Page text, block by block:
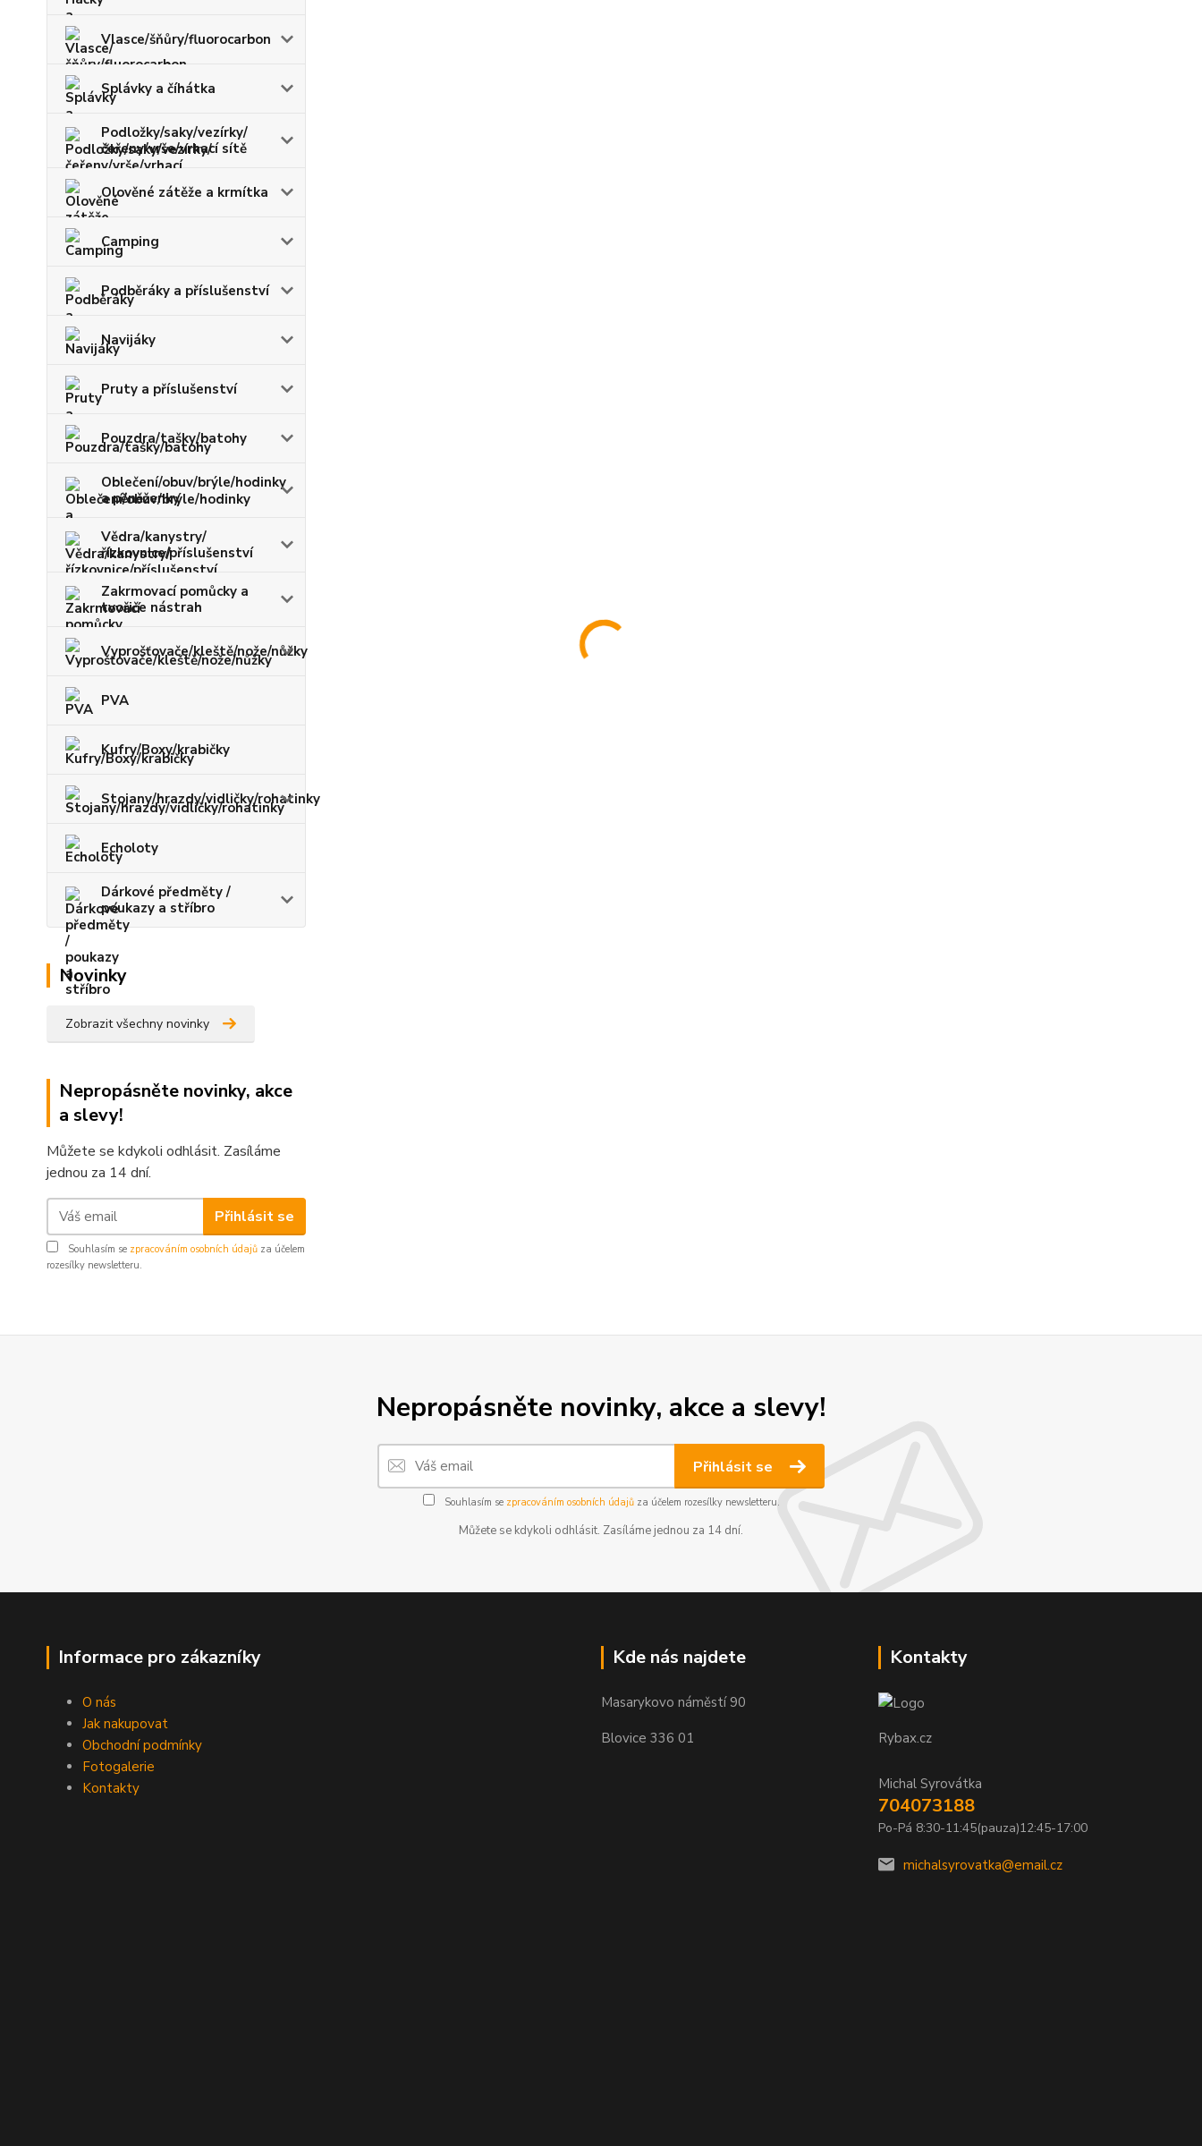
Vlasce/šňůry/fluorocarbon
Splávky a číhátka
Podložky/saky/vezírky/
čeřeny/vrše/vrhací sítě
Olověné zátěže a krmítka
Camping
Podběráky a příslušenství
Navijáky
Pruty a příslušenství
Pouzdra/tašky/batohy
Oblečení/obuv/brýle/hodinky
a pěněženky
Vědra/kanystry/
řízkovnice/příslušenství
Zakrmovací pomůcky a
tvořiče nástrah
Vyprošťovače/kleště/nože/nůžky
PVA
Kufry/Boxy/krabičky
Stojany/hrazdy/vidličky/rohatinky
Echoloty
Dárkové předměty /
poukazy a stříbro
Novinky
Zobrazit všechny novinky
Nepropásněte novinky, akce
a slevy!
Můžete se kdykoli odhlásit. Zasíláme
jednou za 14 dní.
Přihlásit se
Souhlasím se zpracováním osobních údajů za účelem
rozesílky newsletteru.
Nepropásněte novinky, akce a slevy!
Přihlásit se
Souhlasím se zpracováním osobních údajůza účelem rozesílky newsletteru.
Můžete se kdykoli odhlásit. Zasíláme jednou za 14 dní.
Informace pro zákazníky
O nás
Jak nakupovat
Obchodní podmínky
Fotogalerie
Kontakty
Kde nás najdete
Masarykovo náměstí 90
Blovice 336 01
Kontakty
Rybax.cz
Michal Syrovátka
704073188
Po-Pá 8:30-11:45(pauza)12:45-17:00
michalsyrovatka@email.cz